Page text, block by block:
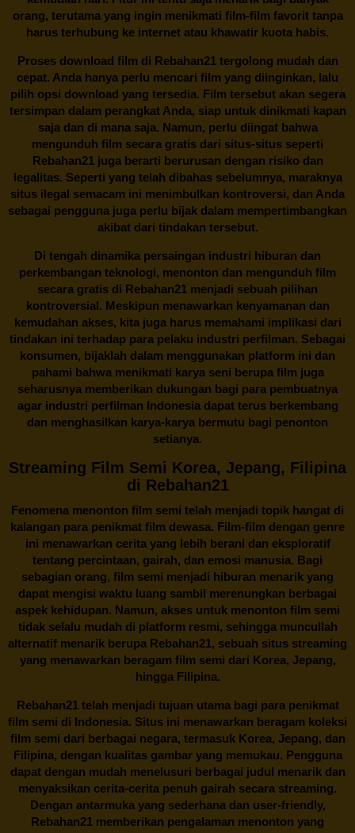
orang, terutama yang ingin menikmati film-film favorit tanpa
harus terhubung ke internet atau khawatir kuota habis.
Proses download film di Rebahan21tergolong mudah dan
cepat. Anda hanya perlu mencari film yang diinginkan, lalu
pilih opsi download yang tersedia. Film tersebut akan segera
tersimpan dalam perangkat Anda, siap untuk dinikmati kapan
saja dan di mana saja. Namun, perlu diingat bahwa
mengunduh film secara gratis dari situs-situs seperti
Rebahan21 juga berarti berurusan dengan risiko dan
legalitas. Seperti yang telah dibahas sebelumnya, maraknya
situs ilegal semacam ini menimbulkan kontroversi, dan Anda
sebagai pengguna juga perlu bijak dalam mempertimbangkan
akibat dari tindakan tersebut.
Di tengah dinamika persaingan industri hiburan dan
perkembangan teknologi, menonton dan mengunduh film
secara gratis di Rebahan21 menjadi sebuah pilihan
kontroversial. Meskipun menawarkan kenyamanan dan
kemudahan akses, kita juga harus memahami implikasi dari
tindakan ini terhadap para pelaku industri perfilman. Sebagai
konsumen, bijaklah dalam menggunakan platform ini dan
pahami bahwa menikmati karya seni berupa film juga
seharusnya memberikan dukungan bagi para pembuatnya
agar industri perfilman Indonesia dapat terus berkembang
dan menghasilkan karya-karya bermutu bagi penonton
setianya.
Streaming Film Semi Korea, Jepang, Filipina
di Rebahan21
Fenomena menonton film semi telah menjadi topik hangat di
kalangan para penikmat film dewasa. Film-film dengan genre
ini menawarkan cerita yang lebih berani dan eksploratif
tentang percintaan, gairah, dan emosi manusia. Bagi
sebagian orang, film semi menjadi hiburan menarik yang
dapat mengisi waktu luang sambil merenungkan berbagai
aspek kehidupan. Namun, akses untuk menonton film semi
tidak selalu mudah di platform resmi, sehingga muncullah
alternatif menarik berupa Rebahan21, sebuah situs streaming
yang menawarkan beragam film semi dari Korea, Jepang,
hingga Filipina.
Rebahan21telah menjadi tujuan utama bagi para penikmat
film semi di Indonesia. Situs ini menawarkan beragam koleksi
film semi dari berbagai negara, termasuk Korea, Jepang, dan
Filipina, dengan kualitas gambar yang memukau. Pengguna
dapat dengan mudah menelusuri berbagai judul menarik dan
menyaksikan cerita-cerita penuh gairah secara streaming.
Dengan antarmuka yang sederhana dan user-friendly,
Rebahan21 memberikan pengalaman menonton yang